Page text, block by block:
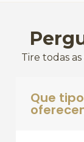
Tire todas
Que